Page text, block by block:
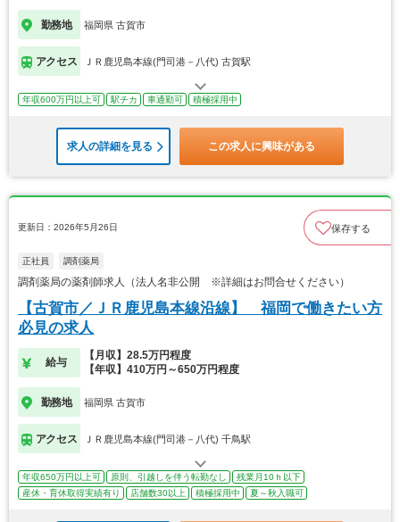
勤務地 福岡県 古賀市
アクセス ＪＲ鹿児島本線(門司港－八代) 古賀駅
年収600万円以上可 駅チカ 車通勤可 積極採用中
求人の詳細を見る この求人に興味がある
更新日：2026年5月26日 保存する
正社員 調剤薬局
調剤薬局の薬剤師求人（法人名非公開 ※詳細はお問合せください）
【古賀市／ＪＲ鹿児島本線沿線】 福岡で働きたい方
必見の求人
給与
【月収】28.5万円程度
【年収】410万円～650万円程度
勤務地 福岡県 古賀市
アクセス ＪＲ鹿児島本線(門司港－八代) 千鳥駅
年収650万円以上可 原則、引越しを伴う転勤なし
残業月10ｈ以下
産休・育休取得実績有り
店舗数30以上 積極採用中 夏～秋入職可